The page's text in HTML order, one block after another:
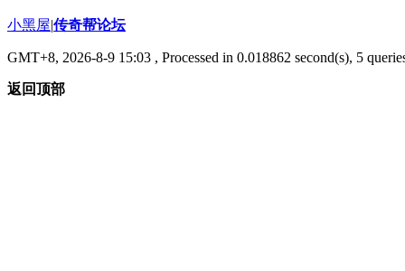
小黑屋|传奇帮论坛
GMT+8, 2026-8-9 15:03 , Processed in 0.018862 second(s), 5
返回顶部